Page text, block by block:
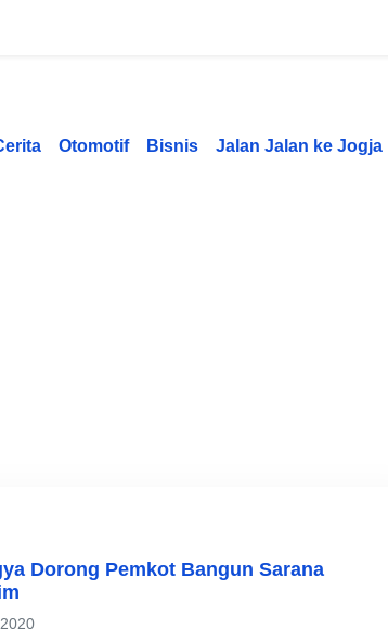
Otomotif Bisnis Jalan Jalan ke Jogja
Dorong Pemkot Bangun Sarana